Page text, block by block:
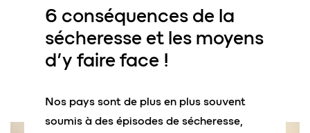
6 conséquences de la
sécheresse et les moyens
d’y faire face !
Nos pays sont de plus en plus souvent
soumis à des épisodes de sécheresse,